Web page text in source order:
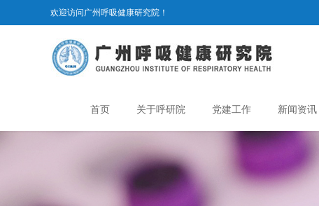
欢迎访问广州呼吸健康研究院！
首页 关于呼研院 党建工作 新闻资讯